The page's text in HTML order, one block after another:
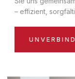
– effizient,